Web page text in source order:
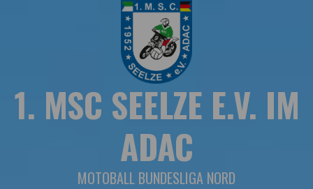
1. MSC SEELZE E.V. IM
ADAC
MOTOBALL BUNDESLIGA NORD